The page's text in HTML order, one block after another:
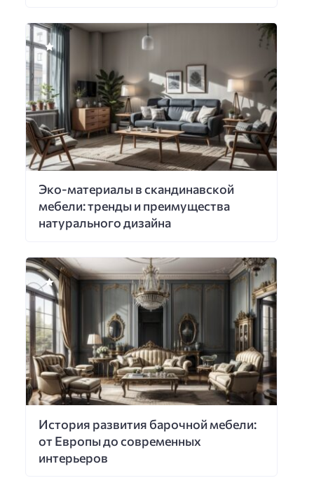
Эко-материалы в скандинавской
мебели: тренды и преимущества
натурального дизайна
История развития барочной мебели:
от Европы до современных
интерьеров